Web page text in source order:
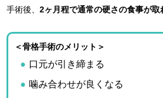
手術後、2ヶ月程で通常の硬さの食事が取
＜骨格手術のメリット＞
口元が引き締まる
噛み合わせが良くなる